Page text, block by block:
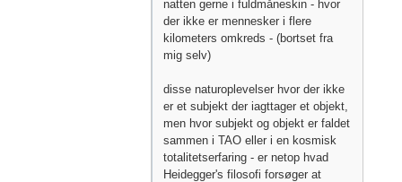
natten gerne i fuldmåneskin - hvor
der ikke er mennesker i flere
kilometers omkreds - (bortset fra
mig selv)
disse naturoplevelser hvor der ikke
er et subjekt der iagttager et objekt,
men hvor subjekt og objekt er faldet
sammen i TAO eller i en kosmisk
totalitetserfaring - er netop hvad
Heidegger's filosofi forsøger at